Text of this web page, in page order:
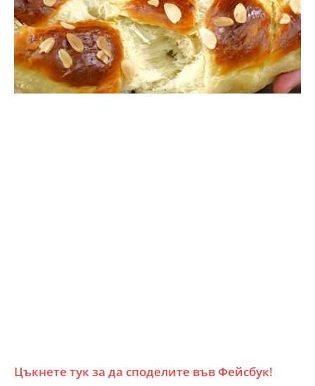
Цъкнете тук за да споделите във Фейсбук!